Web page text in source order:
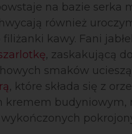
na bazie serka
również
filiżanki kawy. Fani
, zaskakującą
smaków
, które składa się z
kremem budyniowym,
wykończonych